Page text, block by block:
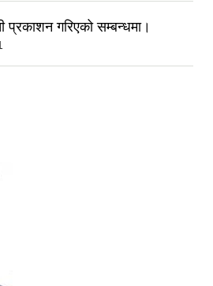
प्रकाशन गरिएको सम्बन्धमा।